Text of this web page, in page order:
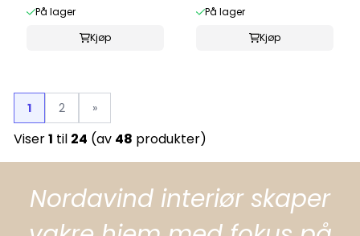
På lager
Kjøp
På lager
Kjøp
1 2 »
Viser1 til 24 (av 48 produkter)
Nordavind interiør skaper